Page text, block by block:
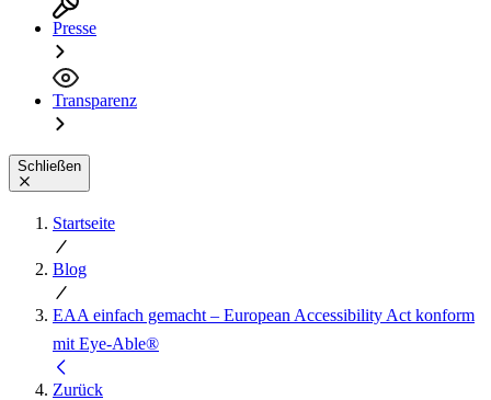
Presse
Transparenz
Schließen
Startseite
Blog
EAA einfach gemacht – European Accessibility Act konform
mit Eye-Able®
Zurück